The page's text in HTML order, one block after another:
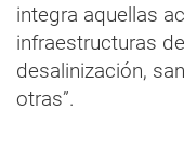
integra aquellas
infraestructuras
desalinización,
otras”.